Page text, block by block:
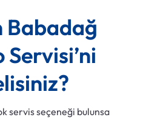
Babadağ
servis seçeneği bulunsa